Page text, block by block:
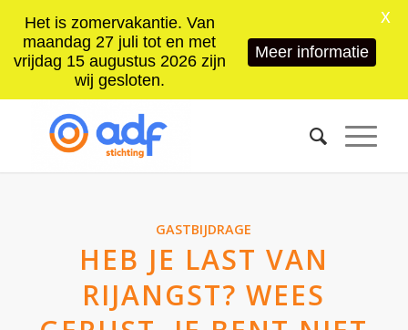
GASTBIJDRAGE
HEB JE LAST VAN
RIJANGST? WEES
Het is zomervakantie. Van
maandag 27 juli tot en met
vrijdag 15 augustus 2026 zijn
wij gesloten.
Meer informatie
X